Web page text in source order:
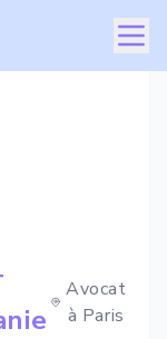
Avocat
à Paris